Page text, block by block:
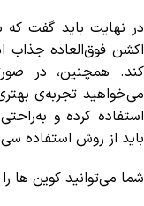
در نهایت باید گفت که
اکشن فوق‌العاده جذاب
کند. همچنین، در
می‌خواهید تجربه‌ی
استفاده کرده و
باید از روش استفاده
شما می‌توانید کوین ها